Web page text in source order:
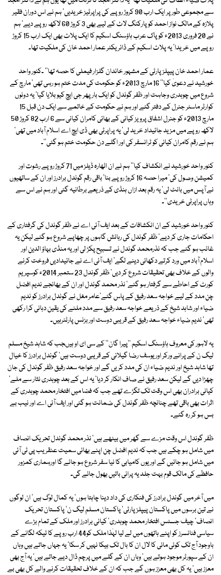
سے مجموعی طور پر ایک ارب 90 کروڑ روپے کی پراپرٹیز خریدیں' ہم نے اس دوران فقیر
پلازہ کے مالک نواز احمد کو پارکنگ لاٹ کے لیے بھی 3 کروڑ 60 لاکھ روپے دیے' ہم
نے 20 فروری 2013ء کو پاک عرب ہاؤسنگ اسکیم کا ایک پلاٹ بھی ایک ارب 15 کروڑ
روپے میں خریدا' یہ پلاٹ اسکیم کے ڈائریکٹر عمار احمد خان کی ملکیت تھا۔
عمار احمد خان پیپلز پارٹی کے مشہور خاندان گلزار فیملی کا حصہ تھا'' ۔کنور واحد
خورشید نے دعویٰ کیا'' 16 مارچ 2013ء کو حکومت کی مدت ختم ہو رہی تھی' مارچ کے
شروع میں چوہدری وجاہت اور ظفر گوندل کو ایک بار پھر جی ایچ کیو بلایا گیا' یہ دونوں
کوارٹر ماسٹر جنرل کے دفتر گئے اور ہم نے حکومت کے خاتمے سے ایک دن قبل 15
مارچ 2013ء کو جنرل اشفاق پرویز کیانی کے بھائی کامران کیانی سے 6 ارب 82 کروڑ 50
لاکھ روپے میں مزید جائیداد خرید لی' یہ پراپرٹی بھی ڈی ایچ اے اسلام آباد میں تھی'
ہم نے رقم کامران کیانی کو ٹرانسفر کی اور اگلے دن حکومت ختم ہو گئی''۔
کنور واحد خورشید نے انکشاف کیا'' ہم نے ان اٹھارہ ڈیلز میں 71 کروڑ روپے رشوت اور
کمیشن وصول کی' میرا حصہ 16 کروڑ روپے بنا' باقی رقم گوندل برادرز اور ان کے ساتھیوں
نے آپس میں بانٹ لی' یہ رقم بعد ازاں ہنڈی کے ذریعے برطانیہ گئی اور ہم نے اس سے
وہاں پراپرٹی خریدی''۔
کنور واحد خورشید کے ان انکشافات کے بعد ایف آئی اے نے ظفر گوندل کی گرفتاری کے
احکامات جاری کر دیے' ظفر گوندل کی رہائش گاہوں پر چھاپے شروع ہو گئے لیکن یہ
غائب ہو گئے جب کہ نذرمحمد گوندل نے تسبیح پکڑ لی اور یہ منڈی بہاؤ الدین اور
اسلام آباد میں ورد کرتے دکھائی دینے لگے' ایف آئی اے نے جائیدادیں فروخت کرنے
والوں کے خلاف بھی تحقیقات شروع کر دیں' ظفر گوندل 23 ستمبر 2014ء کوسپریم
کورٹ کے احاطے سے گرفتار ہو گئے' نذر محمد گوندل اور ان کے بھانجے ندیم افضل
چن مدد کے لیے خواجہ سعد رفیق کے پاس گئے'عامر مغل نے گوندل برادرز کو ندیم
ضیاء اور شاہد شیخ کے ذریعے خواجہ سعد رفیق سے مدد ملنے کی یقین دہانی کرا رکھی
تھی' ندیم ضیاء خواجہ سعد رفیق کے قریبی دوست اور بزنس پارٹنرہیں۔
یہ لاہور کی معروف ہاؤسنگ اسکیم ''پیرا گان'' کے سی ای او ہیںجب کہ شاہد شیخ مسلم
لیگ ن کے پرانے ورکر اور یوسف رضا گیلانی کے قریبی دوست ہیں' گوندل برادرز کا خیال
تھا شاہد شیخ اور ندیم ضیاء ان کی مدد کریں گے اور خواجہ سعد رفیق ظفر گوندل کی جان
چھڑا دیں گے لیکن سعد رفیق نے صاف انکار کر دیا' یہ اس کے بعد چوہدری نثار سے ملے'
کیانی برادران بھی اس وقت تک تگڑے تھے جب کہ فضا میں افتخار محمد چوہدری کے
اثرات بھی باقی تھے چنانچہ ظفر گوندل کی ضمانت ہو گئی اور ایف آئی اے اور نیب بے
بس ہو کر رہ گئے۔
ظفر گوندل اس وقت مزے سے گھر میں بیٹھے ہیں' نذر محمد گوندل تحریک انصاف
میں شامل ہو چکے ہیں جب کہ ندیم افضل چن اپنے بھائی سمیت عنقریب پی ٹی آئی
میں شامل ہو جائیں گے اور یوں کامیابی کا نیا سفر شروع ہو جائے گا اورہماری کمزور
حافظے کی مالک قوم بہت جلد یہ پرانی باتیں بھول جائے گی۔
میں آخر میں گوندل برادرز کی فنکاری کی داد دینا چاہتا ہوں' یہ کمال لوگ ہیں' ان لوگوں
نے تین برسوں میں پاکستان پیپلز پارٹی' پاکستان مسلم لیگ ن' پاکستان تحریک
انصاف' چیف جسٹس افتخار محمد چوہدری' کیانی برادرز اور ملک کے تمام بڑے
سیاسی فنانسرز کو اپنے ہاتھوں میں لے لیا لہٰذا ملک کو44 ارب روپے کا ٹیکہ لگانے کے
باوجود آج تک کوئی مائی کا لال ان کا بال تک بیکا نہیں کر سکا' یہ جہاں جاتے ہیں وہاں
ان کے سپورٹر موجود ہوتے ہیں' وہاں ان کے گلے میں پرچم ڈال دیے جاتے ہیں' یہ آج بھی
معزز ہیں' یہ کل بھی معزز ہوں گے جب کہ ان کے خلاف تحقیقات کرنے والے کل بھی بے